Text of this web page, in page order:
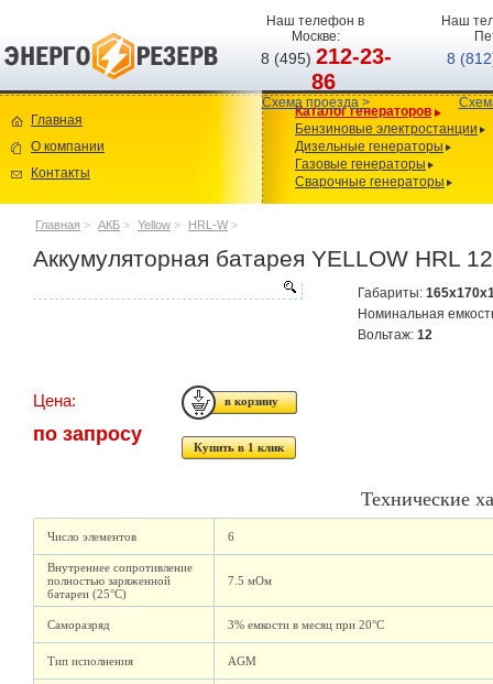
Наш телефон в
Москве:
8 (495)212-23-
86
Схема проезда >
Наш
8
Главная
О компании
Контакты
Каталог генераторов
Бензиновые электростанции
Дизельные генераторы
Газовые генераторы
Сварочные генераторы
Главная > АКБ > Yellow > HRL-W >
Аккумуляторная батарея YELLOW HRL
Габариты:
Номинальная
Вольтаж: 12
Цена:
по запросу
Купить в 1 клик
Технические
Число элементов 6
Внутреннее сопротивление
полностью заряженной
батареи (25°C)
7.5 мОм
Саморазряд 3% емкости в месяц при 20°C
Тип исполнения AGM